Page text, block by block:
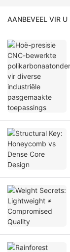
AANBEVEEL VIR U